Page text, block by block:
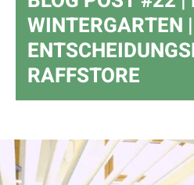
WINTERGARTEN |
RAFFSTORE